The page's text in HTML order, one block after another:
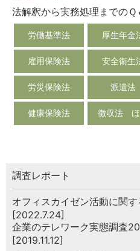
法解釈から実務処理までの
労働基準法 厚生年金
雇用保険法 安全衛生
労災保険法 派遣法
健康保険法 徴収法
調査レポート
オフィスカイゼン活動に関
[2022.7.24]
企業のテレワーク実態調査
[2019.11.12]